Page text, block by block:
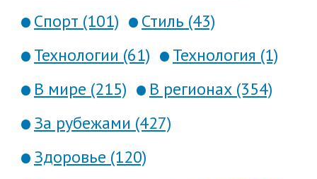
Спорт (101)
Стиль (43)
Технологии (61)
Технология (1)
В мире (215)
В регионах (354)
За рубежами (427)
Здоровье (120)